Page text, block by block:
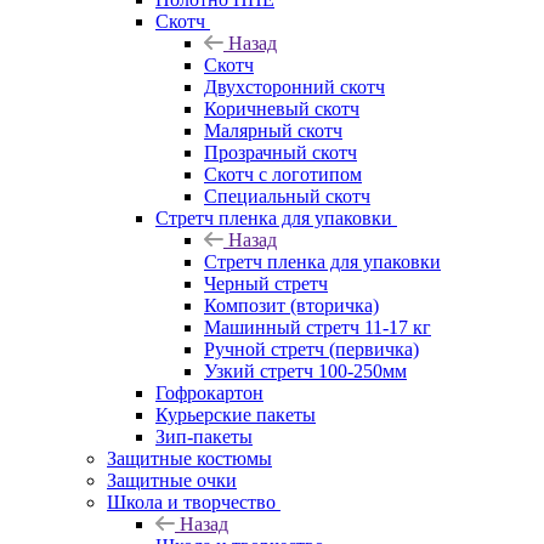
Скотч
Назад
Скотч
Двухсторонний скотч
Коричневый скотч
Малярный скотч
Прозрачный скотч
Скотч с логотипом
Специальный скотч
Стретч пленка для упаковки
Назад
Стретч пленка для упаковки
Черный стретч
Композит (вторичка)
Машинный стретч 11-17 кг
Ручной стретч (первичка)
Узкий стретч 100-250мм
Гофрокартон
Курьерские пакеты
Зип-пакеты
Защитные костюмы
Защитные очки
Школа и творчество
Назад